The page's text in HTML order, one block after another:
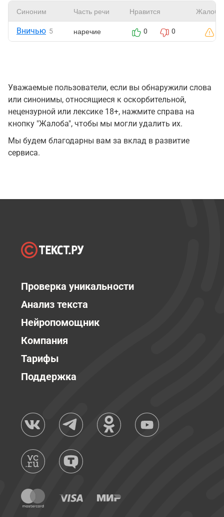
Синоним Часть речи Нравится Жалоба
Вничью 5 наречие 0 0
Уважаемые пользователи, если вы обнаружили слова
или синонимы, относящиеся к оскорбительной,
нецензурной или лексике 18+, нажмите справа на
кнопку "Жалоба", чтобы мы могли удалить их.
Мы будем благодарны вам за вклад в развитие
сервиса.
Проверка уникальности
Анализ текста
Нейропомощник
Компания
Тарифы
Поддержка